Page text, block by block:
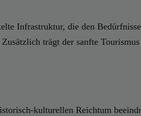
Infrastruktur, die den
trägt der sanfte
kulturellen Reichtum